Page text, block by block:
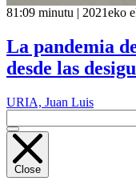
81:09 minutu | 2021eko
La pandemia
desde las
URIA, Juan Luis
Close